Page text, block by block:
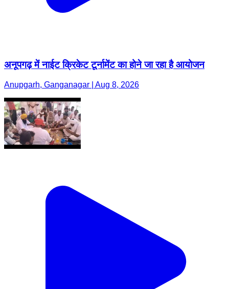
अनूपगढ़ में नाईट क्रिकेट टूर्नामेंट का होने जा रहा है आयोजन
Anupgarh, Ganganagar | Aug 8, 2026